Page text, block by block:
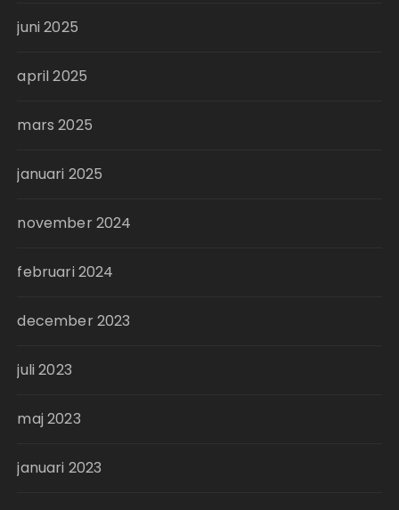
juni 2025
april 2025
mars 2025
januari 2025
november 2024
februari 2024
december 2023
juli 2023
maj 2023
januari 2023